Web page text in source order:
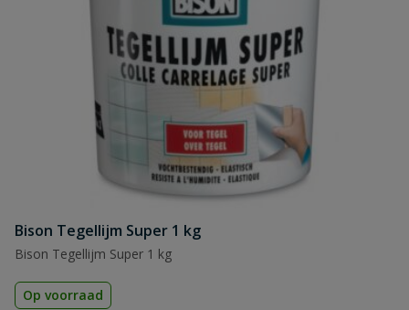
Bison Tegellijm Super 1 kg
Bison Tegellijm Super 1 kg
Op voorraad